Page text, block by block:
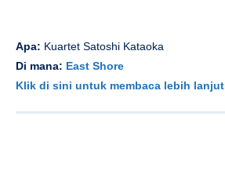
Apa: Kuartet Satoshi Kataoka
Di mana: East Shore
Klik di sini untuk membaca lebih lanjut